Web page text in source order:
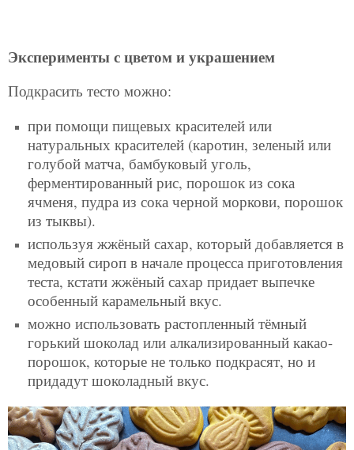
Эксперименты с цветом и украшением
Подкрасить тесто можно:
при помощи пищевых красителей или
натуральных красителей (каротин, зеленый или
голубой матча, бамбуковый уголь,
ферментированный рис, порошок из сока
ячменя, пудра из сока черной моркови, порошок
из тыквы).
используя жжёный сахар, который добавляется в
медовый сироп в начале процесса приготовления
теста, кстати жжёный сахар придает выпечке
особенный карамельный вкус.
можно использовать растопленный тёмный
горький шоколад или алкализированный какао-
порошок, которые не только подкрасят, но и
придадут шоколадный вкус.